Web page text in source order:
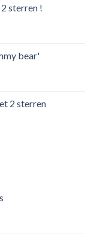
sterren !
bear'
2 sterren